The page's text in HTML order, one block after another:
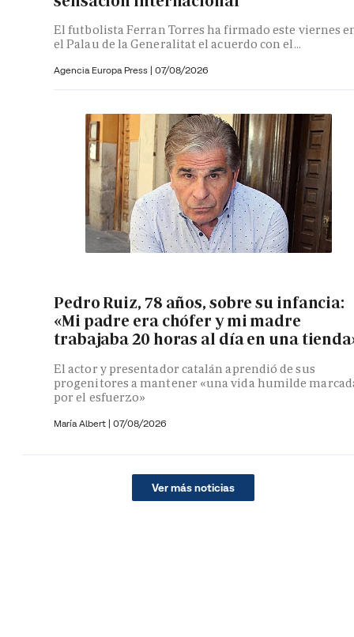
El futbolista Ferran Torres ha firmado este viernes
el Palau de la Generalitat el acuerdo con el...
Agencia Europa Press | 07/08/2026
Pedro Ruiz, 78 años, sobre su infancia:
«Mi padre era chófer y mi madre
trabajaba 20 horas al día en una
El actor y presentador catalán aprendió de sus
progenitores a mantener «una vida humilde
por el esfuerzo»
María Albert | 07/08/2026
Ver más noticias